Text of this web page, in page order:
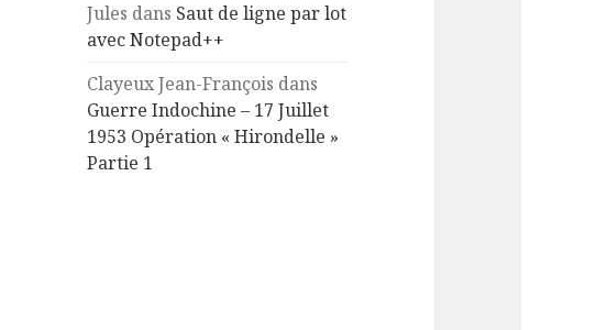
Jules dans Saut de ligne par lot
avec Notepad++
Clayeux Jean-François dans
Guerre Indochine – 17 Juillet
1953 Opération « Hirondelle »
Partie 1